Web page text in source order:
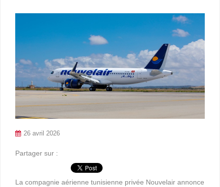
26 avril 2026
Partager sur :
La compagnie aérienne tunisienne privée Nouvelair annonce